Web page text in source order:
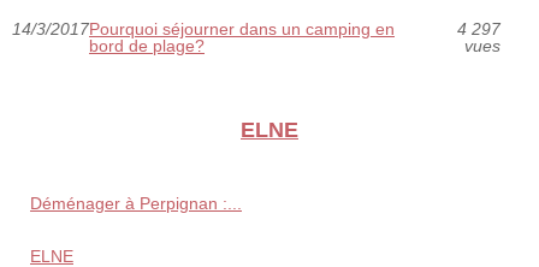
14/3/2017Pourquoi séjourner dans un camping en
bord de plage?
4 297
vues
ELNE
Déménager à Perpignan :...
ELNE